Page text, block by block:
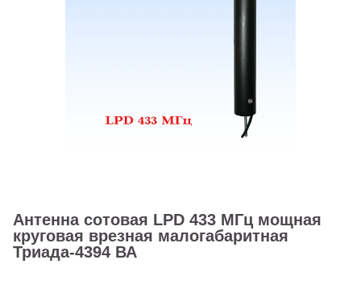
Антенна сотовая LPD 433 МГц мощная
круговая врезная малогабаритная
Триада-4394 ВА